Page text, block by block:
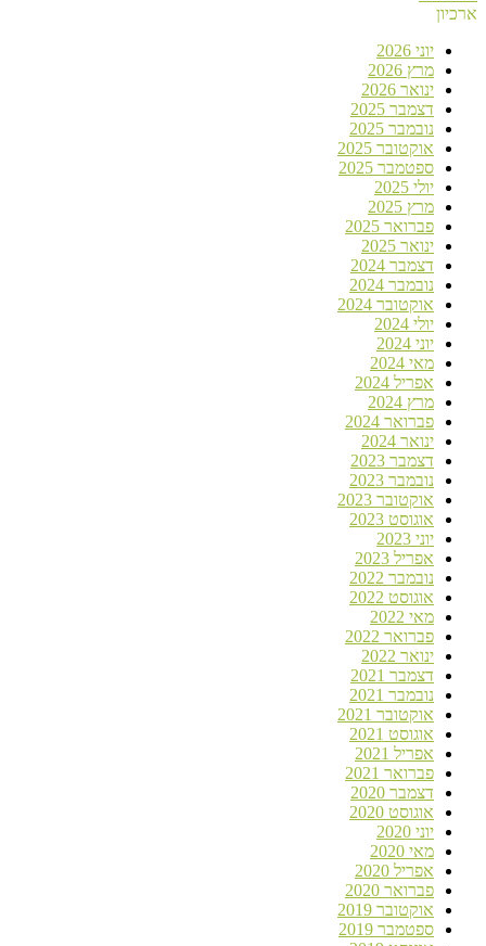
ארכיון
יוני 2026
מרץ 2026
ינואר 2026
דצמבר 2025
נובמבר 2025
אוקטובר 2025
ספטמבר 2025
יולי 2025
מרץ 2025
פברואר 2025
ינואר 2025
דצמבר 2024
נובמבר 2024
אוקטובר 2024
יולי 2024
יוני 2024
מאי 2024
אפריל 2024
מרץ 2024
פברואר 2024
ינואר 2024
דצמבר 2023
נובמבר 2023
אוקטובר 2023
אוגוסט 2023
יוני 2023
אפריל 2023
נובמבר 2022
אוגוסט 2022
מאי 2022
פברואר 2022
ינואר 2022
דצמבר 2021
נובמבר 2021
אוקטובר 2021
אוגוסט 2021
אפריל 2021
פברואר 2021
דצמבר 2020
אוגוסט 2020
יוני 2020
מאי 2020
אפריל 2020
פברואר 2020
אוקטובר 2019
ספטמבר 2019